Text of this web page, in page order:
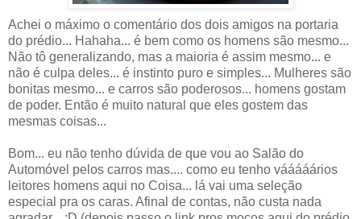
Achei o máximo o comentário dos dois amigos na portaria
do prédio... Hahaha... é bem como os homens são mesmo...
Não tô generalizando, mas a maioria é assim mesmo... e
não é culpa deles... é instinto puro e simples... Mulheres são
bonitas mesmo... e carros são poderosos... homens gostam
de poder. Então é muito natural que eles gostem das
mesmas coisas...
Bom... eu não tenho dúvida de que vou ao Salão do
Automóvel pelos carros mas.... como eu tenho vááááários
leitores homens aqui no Coisa... lá vai uma seleção
especial pra os caras. Afinal de contas, não custa nada